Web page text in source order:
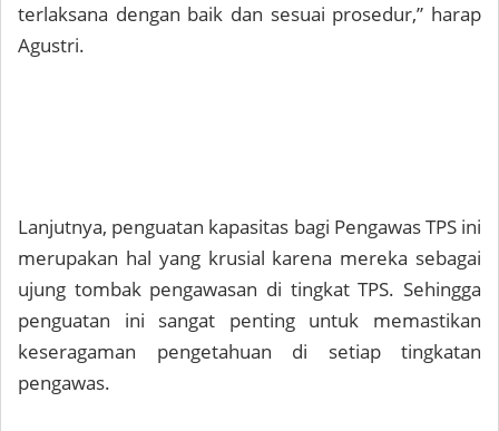
terlaksana dengan baik dan sesuai prosedur,” harap
Agustri.
Lanjutnya, penguatan kapasitas bagi Pengawas TPS ini
merupakan hal yang krusial karena mereka sebagai
ujung tombak pengawasan di tingkat TPS. Sehingga
penguatan ini sangat penting untuk memastikan
keseragaman pengetahuan di setiap tingkatan
pengawas.